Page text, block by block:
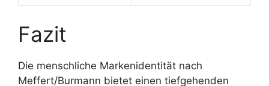
Fazit
Die menschliche Markenidentität nach
Meffert/Burmann bietet einen tiefgehenden